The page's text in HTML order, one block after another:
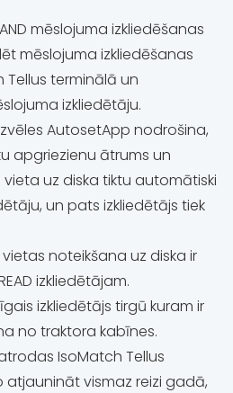
mēslojuma izkliedēšanas
mēslojuma izkliedēšanas
terminālā un
izkliedētāju.
AutosetApp nodrošina,
apgriezienu ātrums un
uz diska tiktu automātiski
un pats izkliedētājs tiek
noteikšana uz diska ir
izkliedētājam.
izkliedētājs tirgū kuram ir
no traktora kabīnes.
IsoMatch Tellus
vismaz reizi gadā,